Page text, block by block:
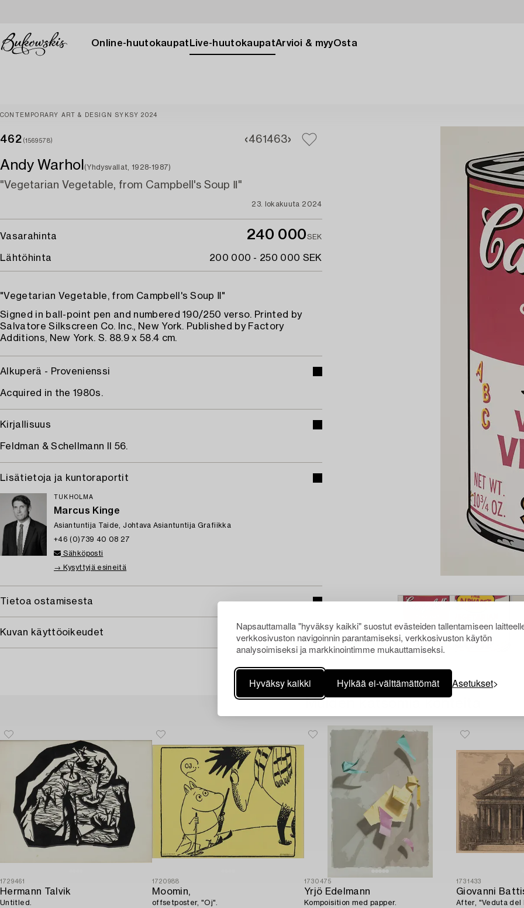
Napsauttamalla "hyväksy kaikki" suostut evästeiden tallentamiseen
verkkosivuston navigoinnin parantamiseksi, verkkosivuston käytön
analysoimiseksi ja markkinointimme mukauttamiseksi.
Hyväksy kaikki Hylkää ei-välttämättömät Asetukset
Online-huutokaupat Live-huutokaupatArvioi & myyOsta
CONTEMPORARY ART & DESIGN SYKSY 2024
462 (1569578) 461463
Andy Warhol (Yhdysvallat, 1928-1987)
"Vegetarian Vegetable, from Campbell's Soup Ⅱ"
23. lokakuuta 2024
Vasarahinta 240 000SEK
Lähtöhinta 200 000 - 250 000 SEK
"Vegetarian Vegetable, from Campbell's Soup Ⅱ"
Signed in ball-point pen and numbered 190/250 verso. Printed by
Salvatore Silkscreen Co. Inc., New York. Published by Factory
Additions, New York. S. 88.9 x 58.4 cm.
Alkuperä - Provenienssi
Acquired in the 1980s.
Kirjallisuus
Feldman & Schellmann II 56.
Lisätietoja ja kuntoraportit
TUKHOLMA
Marcus Kinge
Asiantuntija Taide, Johtava Asiantuntija Grafiikka
+46 (0)739 40 08 27
Sähköposti
→ Kysyttyjä esineitä
Tietoa ostamisesta
Kuvan käyttöoikeudet
Muiden katsomia kohteita
1729461
Hermann Talvik
Untitled.
1720988
Moomin,
offsetposter, "Oj".
1730475
Yrjö Edelmann
Kompoisition med papper.
1731433
Giovanni
After, "Veduta del